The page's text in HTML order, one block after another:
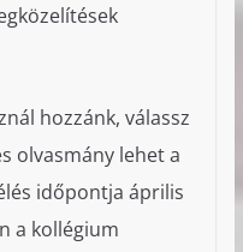
hozzánk, válassz
olvasmány lehet a
időpontja április
a kollégium